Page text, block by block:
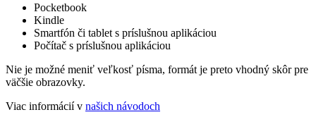
Pocketbook
Kindle
Smartfón či tablet s príslušnou aplikáciou
Počítač s príslušnou aplikáciou
Nie je možné meniť veľkosť písma, formát je preto vhodný skôr pre
väčšie obrazovky.
Viac informácií v našich návodoch